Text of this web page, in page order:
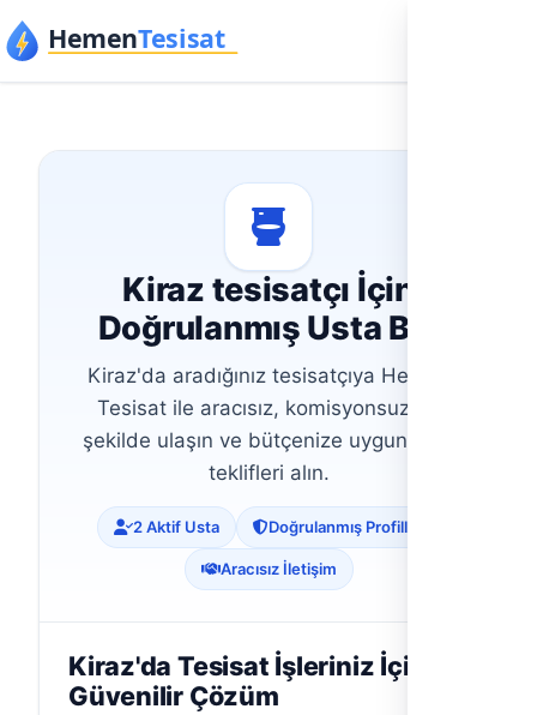
İçeriğe geç
Kiraz tesisatçı İçin
Doğrulanmış Usta Bul
Kiraz'da aradığınız tesisatçıya Hemen
Tesisat ile aracısız, komisyonsuz bir
şekilde ulaşın ve bütçenize uygun fiyat
teklifleri alın.
2 Aktif Usta Doğrulanmış Profiller
Aracısız İletişim
Kiraz'da Tesisat İşleriniz İçin
Güvenilir Çözüm